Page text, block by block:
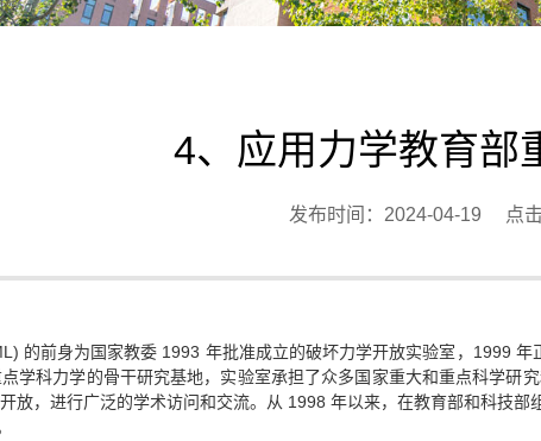
4、应用力学教育部
发布时间：2024-04-19 点击
的前身为国家教委 1993 年批准成立的破坏力学开放实验室，1999
学科力学的骨干研究基地，实验室承担了众多国家重大和重点科学
放，进行广泛的学术访问和交流。从 1998 年以来，在教育部和科技